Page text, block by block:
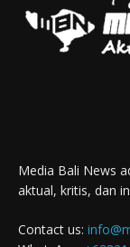
Media Bali News
aktual, kritis, dan
Contact us: